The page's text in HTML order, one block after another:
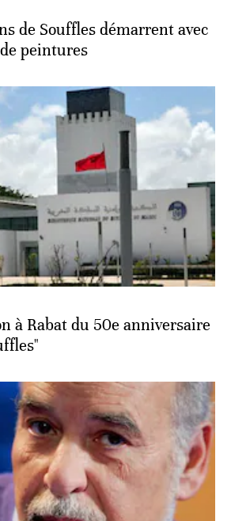
de Souffles démarrent avec
peintures
à Rabat du 50e anniversaire